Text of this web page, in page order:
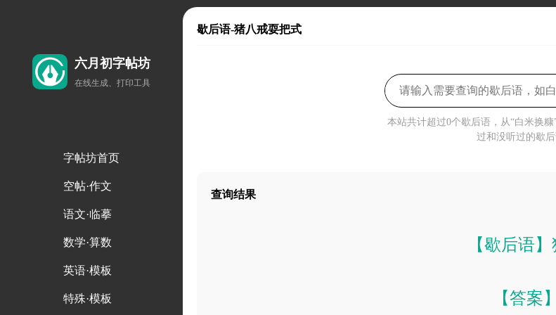
六月初字帖坊
在线生成、打印工具
字帖坊首页
空帖·作文
语文·临摹
数学·算数
英语·模板
特殊·模板
歇后语-猪八戒耍把式
本站共计超过0个歇后语，从“白米换
过和没听过的歇
查询结果
【歇后语
【答案